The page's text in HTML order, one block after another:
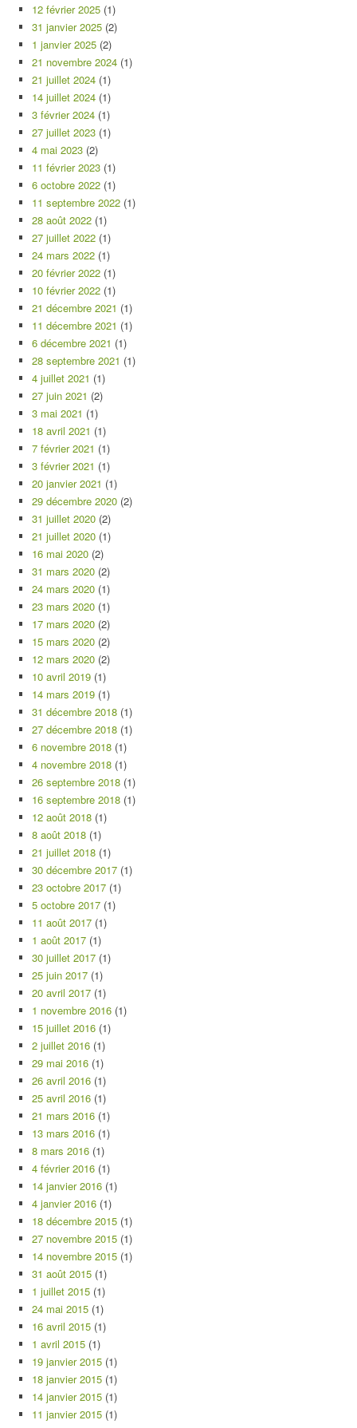
12 février 2025 (1)
31 janvier 2025 (2)
1 janvier 2025 (2)
21 novembre 2024 (1)
21 juillet 2024 (1)
14 juillet 2024 (1)
3 février 2024 (1)
27 juillet 2023 (1)
4 mai 2023 (2)
11 février 2023 (1)
6 octobre 2022 (1)
11 septembre 2022 (1)
28 août 2022 (1)
27 juillet 2022 (1)
24 mars 2022 (1)
20 février 2022 (1)
10 février 2022 (1)
21 décembre 2021 (1)
11 décembre 2021 (1)
6 décembre 2021 (1)
28 septembre 2021 (1)
4 juillet 2021 (1)
27 juin 2021 (2)
3 mai 2021 (1)
18 avril 2021 (1)
7 février 2021 (1)
3 février 2021 (1)
20 janvier 2021 (1)
29 décembre 2020 (2)
31 juillet 2020 (2)
21 juillet 2020 (1)
16 mai 2020 (2)
31 mars 2020 (2)
24 mars 2020 (1)
23 mars 2020 (1)
17 mars 2020 (2)
15 mars 2020 (2)
12 mars 2020 (2)
10 avril 2019 (1)
14 mars 2019 (1)
31 décembre 2018 (1)
27 décembre 2018 (1)
6 novembre 2018 (1)
4 novembre 2018 (1)
26 septembre 2018 (1)
16 septembre 2018 (1)
12 août 2018 (1)
8 août 2018 (1)
21 juillet 2018 (1)
30 décembre 2017 (1)
23 octobre 2017 (1)
5 octobre 2017 (1)
11 août 2017 (1)
1 août 2017 (1)
30 juillet 2017 (1)
25 juin 2017 (1)
20 avril 2017 (1)
1 novembre 2016 (1)
15 juillet 2016 (1)
2 juillet 2016 (1)
29 mai 2016 (1)
26 avril 2016 (1)
25 avril 2016 (1)
21 mars 2016 (1)
13 mars 2016 (1)
8 mars 2016 (1)
4 février 2016 (1)
14 janvier 2016 (1)
4 janvier 2016 (1)
18 décembre 2015 (1)
27 novembre 2015 (1)
14 novembre 2015 (1)
31 août 2015 (1)
1 juillet 2015 (1)
24 mai 2015 (1)
16 avril 2015 (1)
1 avril 2015 (1)
19 janvier 2015 (1)
18 janvier 2015 (1)
14 janvier 2015 (1)
11 janvier 2015 (1)